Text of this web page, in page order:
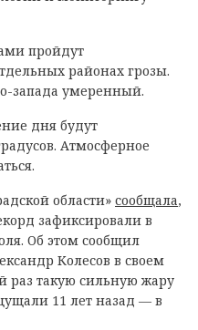
пройдут
районах грозы.
запада умеренный.
дня будут
Атмосферное
области» сообщала,
зафиксировали в
Об этом сообщил
Колесов в своем
раз такую сильную жару
11 лет назад — в